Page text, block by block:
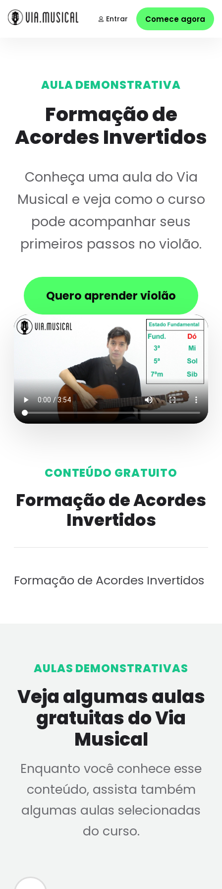
Entrar Comece agora
AULA DEMONSTRATIVA
Formação de
Acordes Invertidos
Conheça uma aula do Via
Musical e veja como o curso
pode acompanhar seus
primeiros passos no violão.
Quero aprender violão
CONTEÚDO GRATUITO
Formação de Acordes
Invertidos
Formação de Acordes Invertidos
AULAS DEMONSTRATIVAS
Veja algumas aulas
gratuitas do Via
Musical
Enquanto você conhece esse
conteúdo, assista também
algumas aulas selecionadas
do curso.